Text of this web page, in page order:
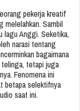
pekerja kreatif
melelahkan. Sambil
lagu Anggi. Seketika,
narasi tentang
bagaimana
telinga, tetapi juga
Fenomena ini
betapa selektifnya
saat ini.